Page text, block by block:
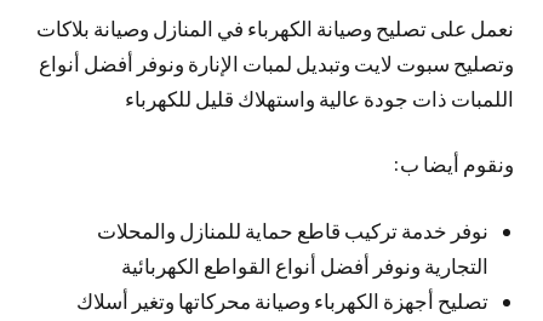
نعمل على تصليح وصيانة الكهرباء في المنازل وصيانة بلاكات
وتصليح سبوت لايت وتبديل لمبات الإنارة ونوفر أفضل أنواع
اللمبات ذات جودة عالية واستهلاك قليل للكهرباء
ونقوم أيضا ب:
نوفر خدمة تركيب قاطع حماية للمنازل والمحلات
التجارية ونوفر أفضل أنواع القواطع الكهربائية
تصليح أجهزة الكهرباء وصيانة محركاتها وتغير أسلاك